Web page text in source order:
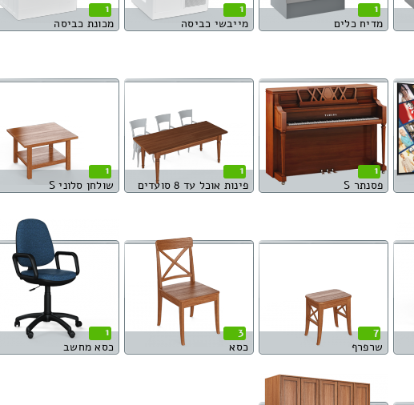
1
מדיח כלים
1
מייבשי כביסה
1
מכונת כביסה
1
פסנתר S
1
פינות אוכל עד 8 סועדים
1
שולחן סלוני S
7
שרפרף
3
כסא
1
כסא מחשב